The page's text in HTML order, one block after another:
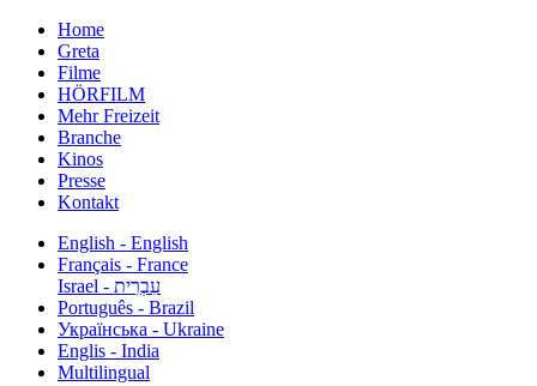
Home
Greta
Filme
HÖRFILM
Mehr Freizeit
Branche
Kinos
Presse
Kontakt
English - English
Français - France
עִבְרִית - Israel
Português - Brazil
Українська - Ukraine
Englis - India
Multilingual